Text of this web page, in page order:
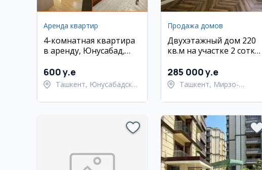
Аренда квартир
4-комнатная квартира
в аренду, Юнусабад,
600 y.e
Ташкент, Юнусабадский
Продажа домов
Двухэтажный дом 220
кв.м на участке 2 сотки
районе
285 000 y.e
Ташкент, Мирзо-